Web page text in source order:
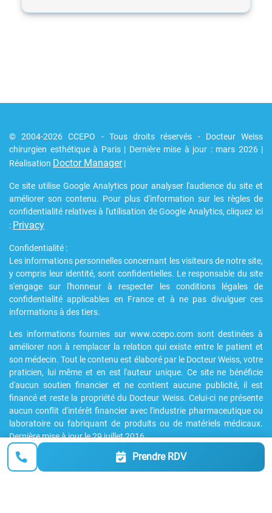
© 2004-2026 CCEPO - Tous droits réservés - Docteur Weiss
chirurgien esthétique à Paris | Dernière mise à jour : mars 2026 |
Réalisation Doctor Manager|
Ce site utilise Google Analytics pour analyser l'audience du site et
améliorer son contenu. Pour plus d'information sur les règles de
confidentialité relatives à l'utilisation de Google Analytics, cliquez ici
: Privacy
Confidentialité :
Les informations personnelles concernant les visiteurs de notre site,
y compris leur identité, sont confidentielles. Le responsable du site
s'engage sur l'honneur à respecter les conditions légales de
confidentialité applicables en France et à ne pas divulguer ces
informations à des tiers.
Les informations fournies sur www.ccepo.com sont destinées à
améliorer non à remplacer la relation qui existe entre le patient et
son médecin. Tout le contenu est élaboré par le Docteur Weiss, votre
praticien, lui même et en est l'auteur unique. Ce site ne bénéficie
d'aucun soutien financier et ne contient aucune publicité, il est
financé et reste la propriété du Docteur Weiss. Celui-ci ne présente
aucun conflit d'intérêt financier avec l'industrie pharmaceutique ou
laboratoire ou fabriquant de produits ou de matériels médicaux.
Dernière mise à jour le 29 juillet 2016
Prendre RDV